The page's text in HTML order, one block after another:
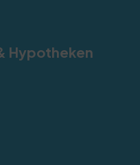
Hypotheken